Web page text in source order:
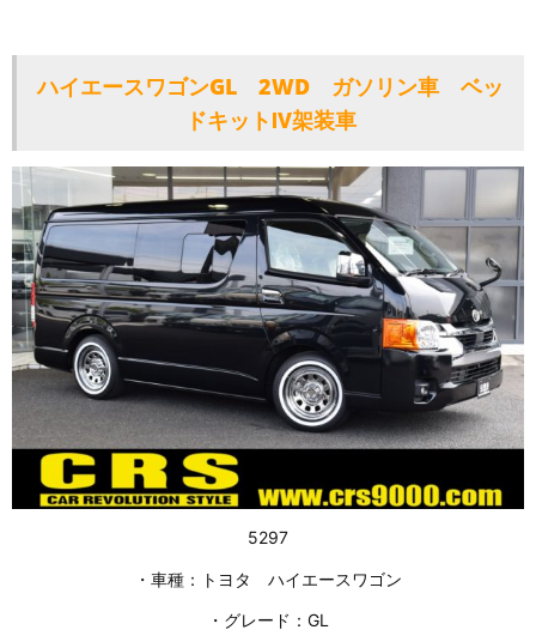
ハイエースワゴンGL 2WD ガソリン車 ベッ
ドキットⅣ架装車
5297
・車種：トヨタ ハイエースワゴン
・グレード：GL